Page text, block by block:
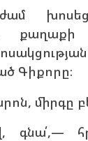
քաղաքի
Գիքորը։
միրգը